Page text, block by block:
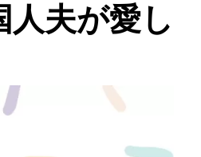
人夫が愛し